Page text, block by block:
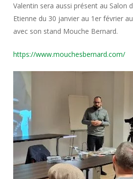
Valentin sera aussi présent au Salon
Etienne du 30 janvier au 1er février
avec son stand Mouche Bernard.
https://www.mouchesbernard.com/